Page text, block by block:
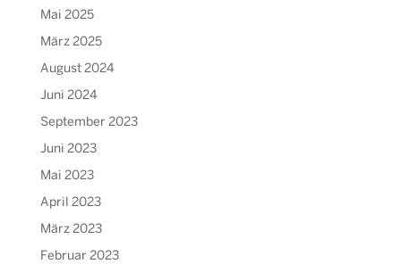
Mai 2025
März 2025
August 2024
Juni 2024
September 2023
Juni 2023
Mai 2023
April 2023
März 2023
Februar 2023